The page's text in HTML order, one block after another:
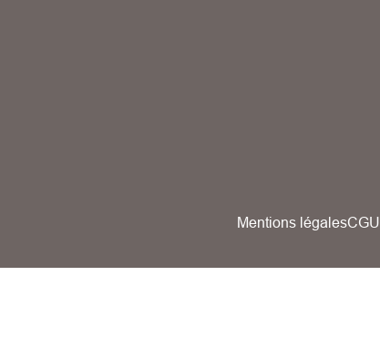
Mentions légalesCGU